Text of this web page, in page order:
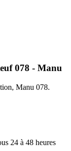
078 - Manu
Manu 078.
24 à 48 heures